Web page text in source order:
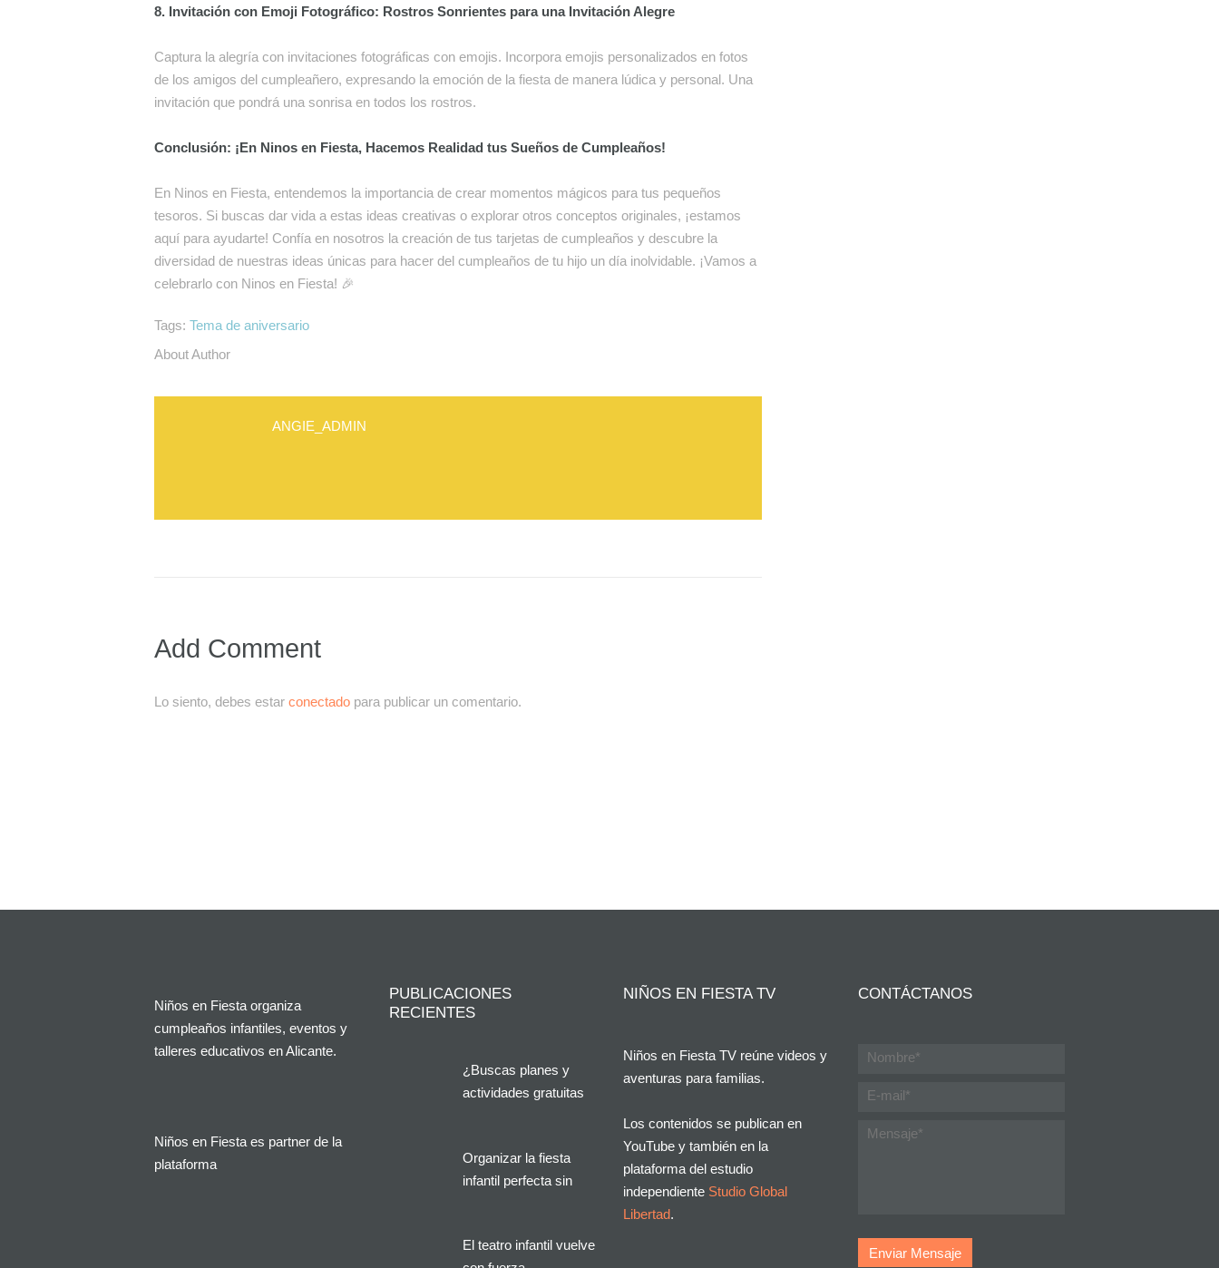
8. Invitación con Emoji Fotográfico: Rostros Sonrientes para una Invitación Alegre
Captura la alegría con invitaciones fotográficas con emojis. Incorpora emojis personalizados en fotos
de los amigos del cumpleañero, expresando la emoción de la fiesta de manera lúdica y personal. Una
invitación que pondrá una sonrisa en todos los rostros.
Conclusión: ¡En Ninos en Fiesta, Hacemos Realidad tus Sueños de Cumpleaños!
En Ninos en Fiesta, entendemos la importancia de crear momentos mágicos para tus pequeños
tesoros. Si buscas dar vida a estas ideas creativas o explorar otros conceptos originales, ¡estamos
aquí para ayudarte! Confía en nosotros la creación de tus tarjetas de cumpleaños y descubre la
diversidad de nuestras ideas únicas para hacer del cumpleaños de tu hijo un día inolvidable. ¡Vamos a
celebrarlo con Ninos en Fiesta! 🎉
Tags: Tema de aniversario
About Author
ANGIE_ADMIN
Add Comment
Lo siento, debes estar conectado para publicar un comentario.
Niños en Fiesta organiza
cumpleaños infantiles, eventos y
talleres educativos en Alicante.
Niños en Fiesta es partner de la
plataforma
PUBLICACIONES
RECIENTES
¿Buscas planes y
actividades gratuitas
Organizar la fiesta
infantil perfecta sin
familias en España
El teatro infantil vuelve
NIÑOS EN FIESTA TV
Niños en Fiesta TV reúne videos y
aventuras para familias.
Los contenidos se publican en
YouTube y también en la
plataforma del estudio
independiente Studio Global
Libertad.
CONTÁCTANOS